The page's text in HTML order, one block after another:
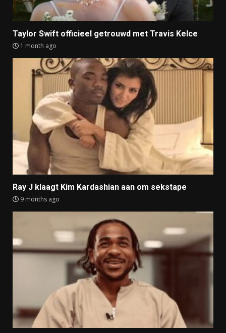
Taylor Swift officieel getrouwd met Travis Kelce
1 month ago
Ray J klaagt Kim Kardashian aan om sekstape
9 months ago